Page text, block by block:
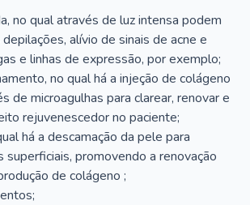
no qual através de luz intensa podem
alívio de sinais de acne e
e linhas de expressão, por exemplo;
no qual há a injeção de colágeno
de microagulhas para clarear, renovar e
rejuvenescedor no paciente;
há a descamação da pele para
superficiais, promovendo a renovação
de colágeno ;